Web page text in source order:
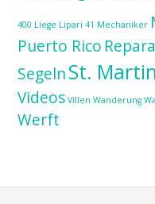
400 Liege Lipari 41 Mechaniker
Puerto Rico
SegelnSt. Martin
Videos Villen Wanderung
Werft